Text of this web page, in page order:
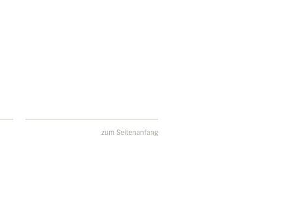
zum Seitenanfang